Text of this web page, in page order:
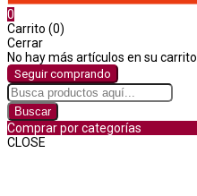
0
Carrito (0)
Cerrar
No hay más artículos en su carrito
Seguir comprando
Buscar
Comprar por categorías
CLOSE